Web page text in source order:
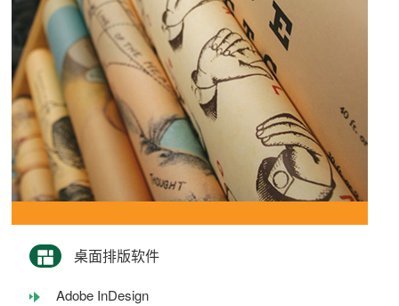
桌面排版软件
Adobe InDesign